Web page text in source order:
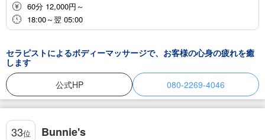
60分 12,000円～
18:00～翌 05:00
セラピストによるボディーマッサージで、お客様の心身の疲れを癒
します
公式HP
080-2269-4046
33位 Bunnie's